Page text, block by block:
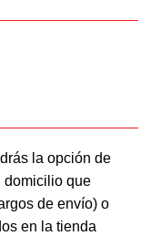
la opción de
domicilio que
de envío) o
en la tienda